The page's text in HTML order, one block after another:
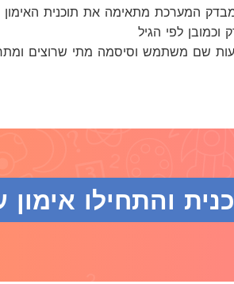
המערכת מתאימה את תוכנית
וכמובן לפי הגיל
שם משתמש וסיסמה מתי שרוצים
והתחילו אימון